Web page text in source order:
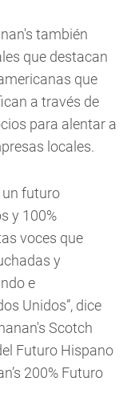
también
que destacan
que
a través de
para alentar a
locales.
un futuro
y 100%
voces que
y
e
Unidos”, dice
Scotch
Futuro Hispano
200% Futuro